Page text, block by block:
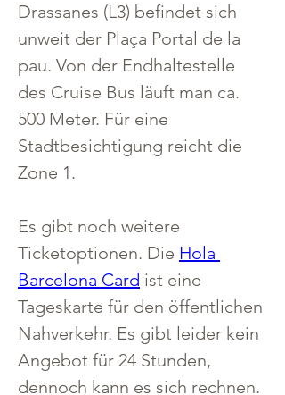
Drassanes (L3) befindet sich
unweit der Plaça Portal de la
pau. Von der Endhaltestelle
des Cruise Bus läuft man ca.
500 Meter. Für eine
Stadtbesichtigung reicht die
Zone 1.
Es gibt noch weitere
Ticketoptionen. Die Hola
Barcelona Card ist eine
Tageskarte für den öffentlichen
Nahverkehr. Es gibt leider kein
Angebot für 24 Stunden,
dennoch kann es sich rechnen.